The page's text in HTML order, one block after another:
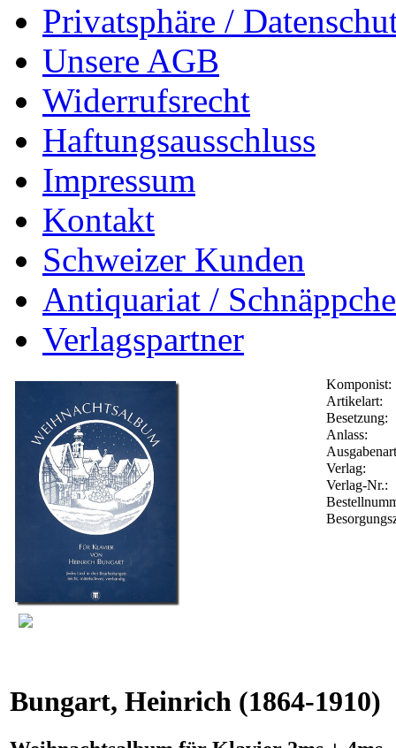
Privatsphäre /
Unsere AGB
Widerrufsrecht
Haftungsausschluss
Impressum
Kontakt
Schweizer Kunden
Antiquariat /
Verlagspartner
Komponist:
Artikelart:
Besetzung:
Anlass:
Verlag:
Verlag-Nr.:
Bungart, Heinrich (1864-1910)